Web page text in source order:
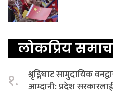
लोकप्रिय
१.
श्रृङ्गिघाट सामुदायिक
आम्दानी: प्रदेश